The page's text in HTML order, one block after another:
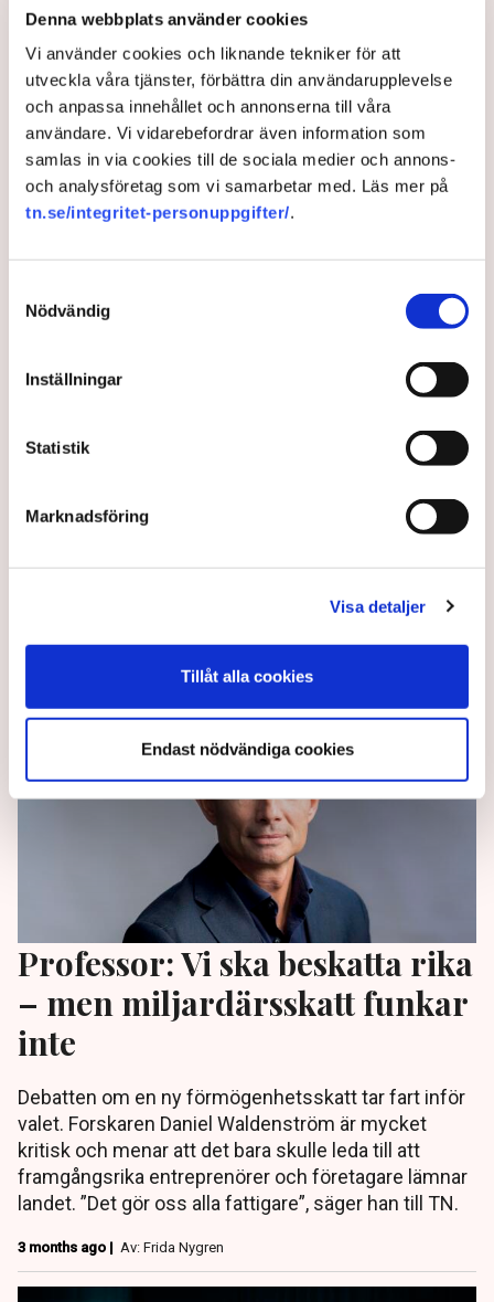
Denna webbplats använder cookies
Vi använder cookies och liknande tekniker för att
utveckla våra tjänster, förbättra din användarupplevelse
och anpassa innehållet och annonserna till våra
användare. Vi vidarebefordrar även information som
samlas in via cookies till de sociala medier och annons-
och analysföretag som vi samarbetar med. Läs mer på
tn.se/integritet-personuppgifter/.
Nödvändig
Inställningar
Statistik
Marknadsföring
Visa detaljer
Tillåt alla cookies
Endast nödvändiga cookies
gäller matpriserna, skriver Peter Wennblad på SvD:s
ledarsida.
3 months ago | Av: Redaktionen
ska uppmuntras – inte
aktiesparande”, skriver Henrik Westman på Di:s
3 months ago | Av: Redaktionen
Professor: Vi ska beskatta rika
– men miljardärsskatt funkar
inte
Debatten om en ny förmögenhetsskatt tar fart inför
valet. Forskaren Daniel Waldenström är mycket
kritisk och menar att det bara skulle leda till att
framgångsrika entreprenörer och företagare lämnar
landet. ”Det gör oss alla fattigare”, säger han till TN.
3 months ago | Av: Frida Nygren